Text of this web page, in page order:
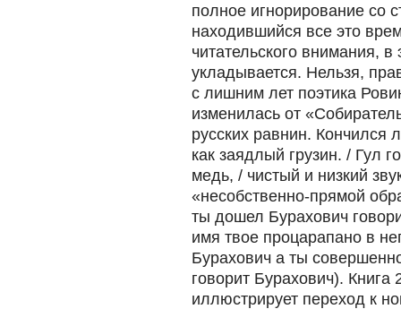
полное игнорирование со
находившийся все это
читательского внимания, в
укладывается. Нельзя,
с лишним лет поэтика
изменилась от
русских равнин. Кончился
как заядлый грузин. / Гул
медь, / чистый и низкий
«несобственно-прямой
ты дошел Бурахович
имя твое процарапано в
Бурахович а ты
говорит Бурахович). Книга
иллюстрирует переход к